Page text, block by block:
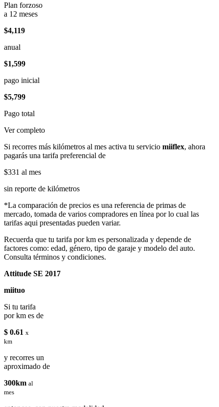
Plan forzoso
a 12 meses
$4,119
anual
$1,599
pago inicial
$5,799
Pago total
Ver completo
Si recorres más kilómetros al mes activa tu servicio miiflex, ahora
pagarás una tarifa preferencial de
$331 al mes
sin reporte de kilómetros
*La comparación de precios es una referencia de primas de
mercado, tomada de varios compradores en línea por lo cual las
tarifas aqui presentadas pueden variar.
Recuerda que tu tarifa por km es personalizada y depende de
factores como: edad, género, tipo de garaje y modelo del auto.
Consulta términos y condiciones.
Attitude SE 2017
miituo
Si tu tarifa
por km es de
$ 0.61 x
km
y recorres un
aproximado de
300km al
mes